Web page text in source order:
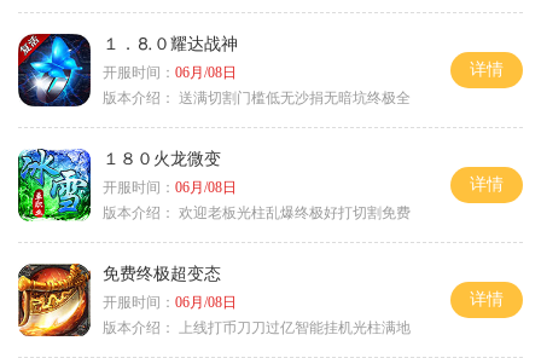
１．⒏０耀达战神
开服时间： 06月/08日
版本介绍： 送满切割门槛低无沙捐无暗坑终极全
详情
１８０火龙微变
开服时间： 06月/08日
版本介绍： 欢迎老板光柱乱爆终极好打切割免费
详情
免费终极超变态
开服时间： 06月/08日
版本介绍：
上线打币刀刀过亿智能挂机光柱满地
详情